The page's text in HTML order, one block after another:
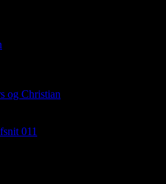
og Christian
011